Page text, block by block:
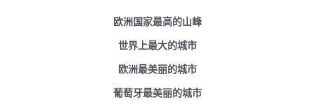
欧洲国家最高的山峰
世界上最大的城市
欧洲最美丽的城市
葡萄牙最美丽的城市